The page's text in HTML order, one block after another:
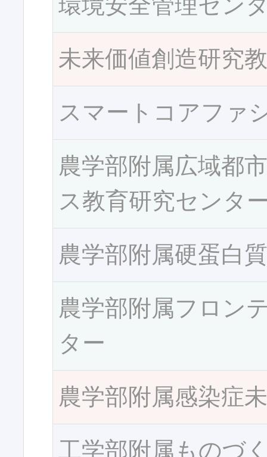
環境安全管理セン
未来価値創造研究
スマートコアファ
農学部附属広域都
ス教育研究センタ
農学部附属硬蛋白
農学部附属フロン
ター
農学部附属感染症
工学部附属ものづ